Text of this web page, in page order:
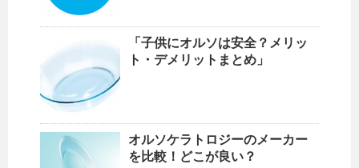
「子供にオルソは安全？メリッ
ト・デメリットまとめ」
オルソケラトロジーのメーカー
を比較！どこが良い？